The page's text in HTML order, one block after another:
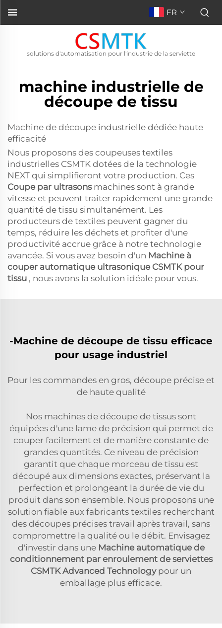
FR
solutions d'automatisation pour l'industrie de la serviette
machine industrielle de
découpe de tissu
Machine de découpe industrielle dédiée haute
efficacité
Nous proposons des coupeuses textiles
industrielles CSMTK dotées de la technologie
NEXT qui simplifieront votre production. Ces
Coupe par ultrasons machines sont à grande
vitesse et peuvent traiter rapidement une grande
quantité de tissu simultanément. Les
producteurs de textiles peuvent gagner du
temps, réduire les déchets et profiter d'une
productivité accrue grâce à notre technologie
avancée. Si vous avez besoin d'un Machine à
couper automatique ultrasonique CSMTK pour
tissu , nous avons la solution idéale pour vous.
-Machine de découpe de tissu efficace
pour usage industriel
Pour les commandes en gros, découpe précise et
de haute qualité
Nos machines de découpe de tissus sont
équipées d'une lame de précision qui permet de
couper facilement et de manière constante de
grandes quantités. Ce niveau de précision
garantit que chaque morceau de tissu est
découpé aux dimensions exactes, préservant la
perfection et prolongeant la durée de vie du
produit dans son ensemble. Nous proposons une
solution fiable aux fabricants textiles recherchant
des découpes précises travail après travail, sans
compromettre la qualité ou le débit. Envisagez
d'investir dans une Machine automatique de
conditionnement par enroulement de serviettes
CSMTK Advanced Technology pour un
emballage plus efficace.